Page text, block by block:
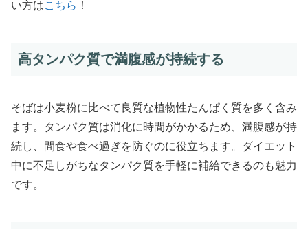
い方はこちら ！
高タンパク質で満腹感が持続する
そばは小麦粉に比べて良質な植物性たんぱく質を多く含み
ます。タンパク質は消化に時間がかかるため、満腹感が持
続し、間食や食べ過ぎを防ぐのに役立ちます。ダイエット
中に不足しがちなタンパク質を手軽に補給できるのも魅力
です。